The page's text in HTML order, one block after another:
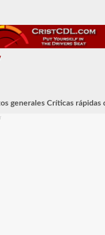
generales Críticas rápidas